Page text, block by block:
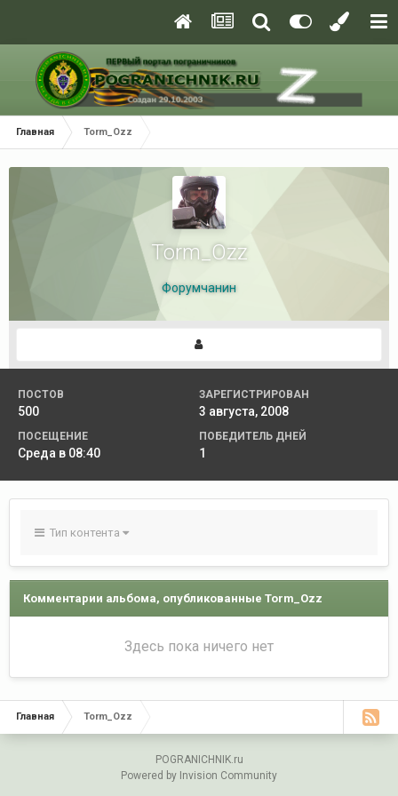
Главная Torm_Ozz
Torm_Ozz
Форумчанин
ПОСТОВ
500
ЗАРЕГИСТРИРОВАН
3 августа, 2008
ПОСЕЩЕНИЕ
Среда в 08:40
ПОБЕДИТЕЛЬ ДНЕЙ
1
Тип контента
Комментарии альбома, опубликованные Torm_Ozz
Здесь пока ничего нет
Главная Torm_Ozz
POGRANICHNIK.ru
Powered by Invision Community